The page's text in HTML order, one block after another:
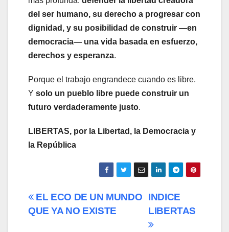
del ser humano, su derecho a progresar con
dignidad, y su posibilidad de construir —en
democracia— una vida basada en esfuerzo,
derechos y esperanza.
Porque el trabajo engrandece cuando es libre.
Y solo un pueblo libre puede construir un
futuro verdaderamente justo.
LIBERTAS, por la Libertad, la Democracia y
la República
Navegación
de
INDICE
LIBERTAS
EL ECO DE UN MUNDO
QUE YA NO EXISTE